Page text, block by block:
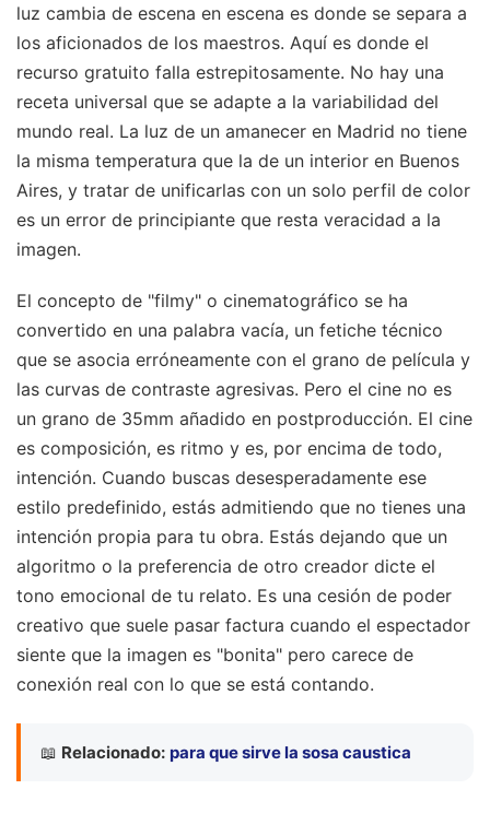
luz cambia de escena en escena es donde se separa a
los aficionados de los maestros. Aquí es donde el
recurso gratuito falla estrepitosamente. No hay una
receta universal que se adapte a la variabilidad del
mundo real. La luz de un amanecer en Madrid no tiene
la misma temperatura que la de un interior en Buenos
Aires, y tratar de unificarlas con un solo perfil de color
es un error de principiante que resta veracidad a la
imagen.
El concepto de "filmy" o cinematográfico se ha
convertido en una palabra vacía, un fetiche técnico
que se asocia erróneamente con el grano de película y
las curvas de contraste agresivas. Pero el cine no es
un grano de 35mm añadido en postproducción. El cine
es composición, es ritmo y es, por encima de todo,
intención. Cuando buscas desesperadamente ese
estilo predefinido, estás admitiendo que no tienes una
intención propia para tu obra. Estás dejando que un
algoritmo o la preferencia de otro creador dicte el
tono emocional de tu relato. Es una cesión de poder
creativo que suele pasar factura cuando el espectador
siente que la imagen es "bonita" pero carece de
conexión real con lo que se está contando.
📖 Relacionado: para que sirve la sosa caustica